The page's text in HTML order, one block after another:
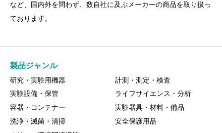
など、国内外を問わず、数自社に及ぶメーカーの商品を取り扱っ
ております。
製品ジャンル
研究・実験用機器
計測・測定・検査
実験設備・保管
ライフサイエンス・分析
容器・コンテナー
実験器具・材料・備品
洗浄・滅菌・清掃
安全保護用品